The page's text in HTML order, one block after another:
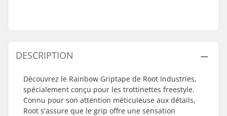
DESCRIPTION
Découvrez le Rainbow Griptape de Root Industries,
spécialement conçu pour les trottinettes freestyle.
Connu pour son attention méticuleuse aux détails,
Root s'assure que le grip offre une sensation